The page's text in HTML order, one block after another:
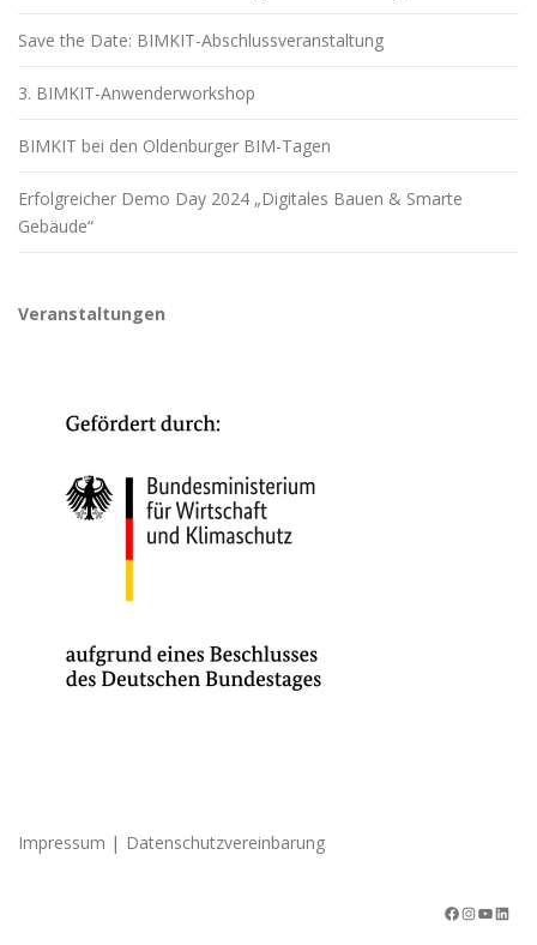
Save the Date: BIMKIT-Abschlussveranstaltung
3. BIMKIT-Anwenderworkshop
BIMKIT bei den Oldenburger BIM-Tagen
Erfolgreicher Demo Day 2024 „Digitales Bauen & Smarte
Gebäude“
Veranstaltungen
Impressum | Datenschutzvereinbarung
Facebook InstagramYouTube LinkedIn